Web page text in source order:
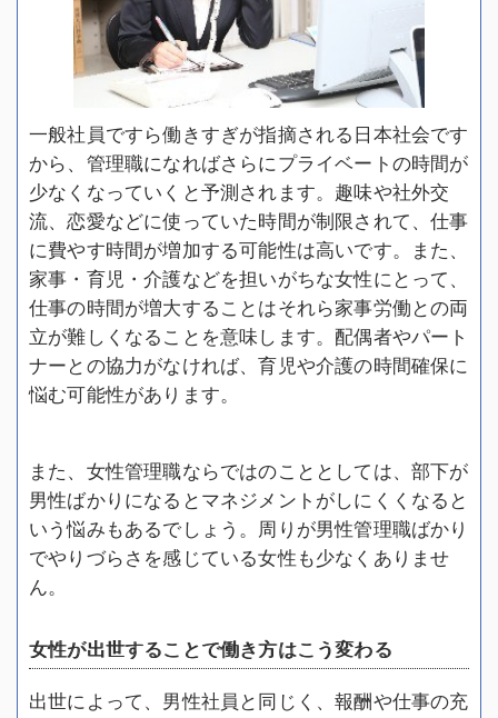
一般社員ですら働きすぎが指摘される日本社会です
から、管理職になればさらにプライベートの時間が
少なくなっていくと予測されます。趣味や社外交
流、恋愛などに使っていた時間が制限されて、仕事
に費やす時間が増加する可能性は高いです。また、
家事・育児・介護などを担いがちな女性にとって、
仕事の時間が増大することはそれら家事労働との両
立が難しくなることを意味します。配偶者やパート
ナーとの協力がなければ、育児や介護の時間確保に
悩む可能性があります。
また、女性管理職ならではのこととしては、部下が
男性ばかりになるとマネジメントがしにくくなると
いう悩みもあるでしょう。周りが男性管理職ばかり
でやりづらさを感じている女性も少なくありませ
ん。
女性が出世することで働き方はこう変わる
出世によって、男性社員と同じく、報酬や仕事の充